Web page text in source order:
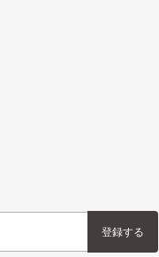
登録する